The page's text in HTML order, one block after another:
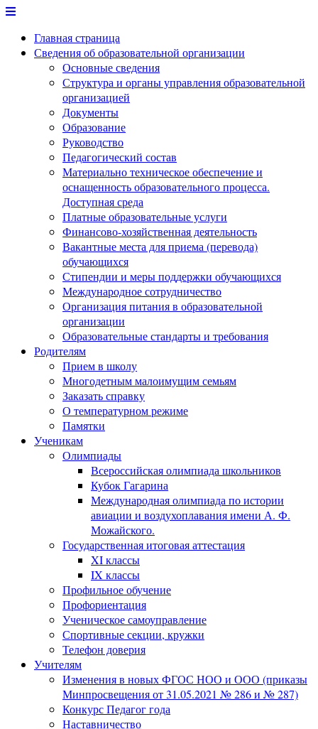
Перейти
содержимому
Главная страница
Сведения об образовательной организации
Основные сведения
Структура и органы управления образовательной
организацией
Документы
Образование
Руководство
Педагогический состав
Материально техническое обеспечение и
оснащенность образовательного процесса.
Доступная среда
Платные образовательные услуги
Финансово-хозяйственная деятельность
Вакантные места для приема (перевода)
обучающихся
Стипендии и меры поддержки обучающихся
Международное сотрудничество
Организация питания в образовательной
организации
Образовательные стандарты и требования
Родителям
Прием в школу
Многодетным малоимущим семьям
Заказать справку
О температурном режиме
Памятки
Ученикам
Олимпиады
Всероссийская олимпиада школьников
Кубок Гагарина
Международная олимпиада по истории
авиации и воздухоплавания имени А. Ф.
Можайского.
Государственная итоговая аттестация
XI классы
IX классы
Профильное обучение
Профориентация
Ученическое самоуправление
Спортивные секции, кружки
Телефон доверия
Учителям
Изменения в новых ФГОС НОО и ООО (приказы
Минпросвещения от 31.05.2021 № 286 и № 287)
Конкурс Педагог года
Наставничество